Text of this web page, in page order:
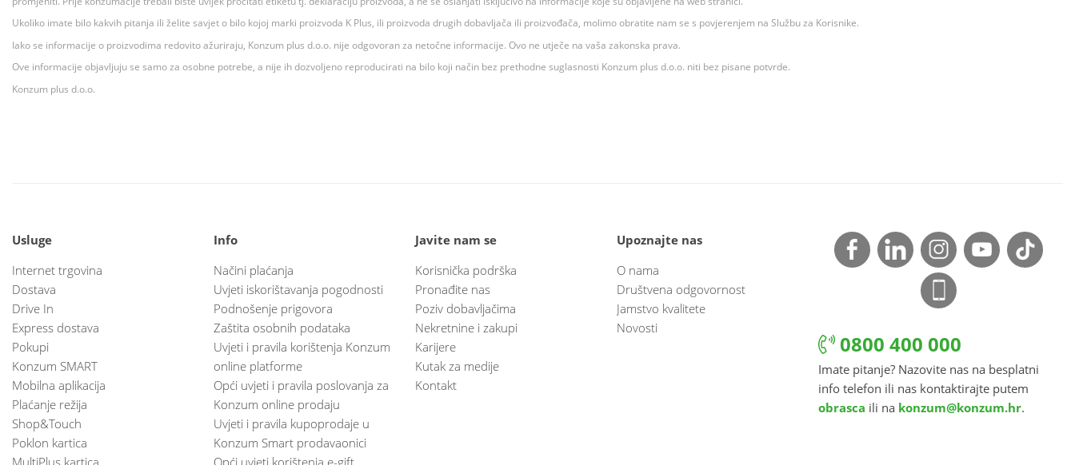
Ukoliko imate bilo kakvih pitanja ili želite savjet o bilo kojoj marki proizvoda K Plus, ili proizvoda drugih dobavljača ili proizvođača, molimo obratite nam se s povjerenjem na Službu za Korisnike.
Iako se informacije o proizvodima redovito ažuriraju, Konzum plus d.o.o. nije odgovoran za netočne informacije. Ovo ne utječe na vaša zakonska prava.
Ove informacije objavljuju se samo za osobne potrebe, a nije ih dozvoljeno reproducirati na bilo koji način bez prethodne suglasnosti Konzum plus d.o.o. niti bez pisane potvrde.
Konzum plus d.o.o.
Usluge
Internet trgovina
Dostava
Drive In
Express dostava
Pokupi
Konzum SMART
Mobilna aplikacija
Plaćanje režija
Shop&Touch
Poklon kartica
MultiPlus kartica
Info
Načini plaćanja
Uvjeti iskorištavanja pogodnosti
Podnošenje prigovora
Zaštita osobnih podataka
Uvjeti i pravila korištenja Konzum
online platforme
Opći uvjeti i pravila poslovanja za
Konzum online prodaju
Uvjeti i pravila kupoprodaje u
Konzum Smart prodavaonici
Opći uvjeti korištenja e-gift
Javite nam se
Korisnička podrška
Pronađite nas
Poziv dobavljačima
Nekretnine i zakupi
Karijere
Kutak za medije
Kontakt
Upoznajte nas
O nama
Društvena odgovornost
Jamstvo kvalitete
Novosti
0800 400 000
Imate pitanje? Nazovite nas na besplatni
info telefon ili nas kontaktirajte putem
obrasca ili na konzum@konzum.hr.